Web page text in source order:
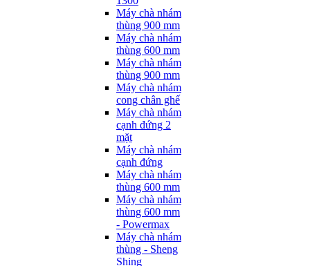
Máy chà nhám
thùng 900 mm
Máy chà nhám
thùng 600 mm
Máy chà nhám
thùng 900 mm
Máy chà nhám
cong chân ghế
Máy chà nhám
cạnh đứng 2
mặt
Máy chà nhám
cạnh đứng
Máy chà nhám
thùng 600 mm
Máy chà nhám
thùng 600 mm
- Powermax
Máy chà nhám
thùng - Sheng
Shing